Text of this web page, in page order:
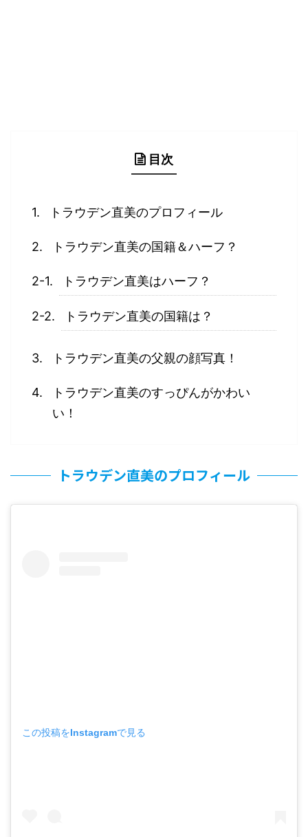
目次
トラウデン直美のプロフィール
トラウデン直美の国籍＆ハーフ？
トラウデン直美はハーフ？
トラウデン直美の国籍は？
トラウデン直美の父親の顔写真！
トラウデン直美のすっぴんがかわい
い！
トラウデン直美のプロフィール
この投稿をInstagramで見る